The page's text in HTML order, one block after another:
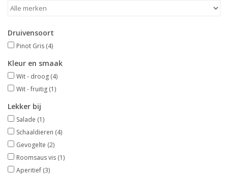
Tasting Tuesdays
Blog
Wijndomeinen
Druivensoort
Pinot Gris (4)
Kleur en smaak
Wit - droog (4)
Wit - fruitig (1)
Lekker bij
Salade (1)
Schaaldieren (4)
Gevogelte (2)
Roomsaus vis (1)
Aperitief (3)